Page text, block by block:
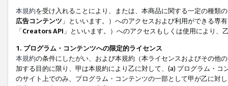
本規約を受け入れることにより、または、本商品に関する一定の種類
広告コンテンツ 」といいます。）へのアクセスおよび利用ができる専
「Creators API 」といいます。）へのアクセスもしくは使用により
1. プログラム・コンテンツへの限定的ライセンス
本規約の条件にしたがい、および本規約（本ライセンスおよびその他
加する目的に限り、甲は本規約により乙に対して、(a) プログラム・
のサイト上でのみ、プログラム・コンテンツの一部として甲が乙に対